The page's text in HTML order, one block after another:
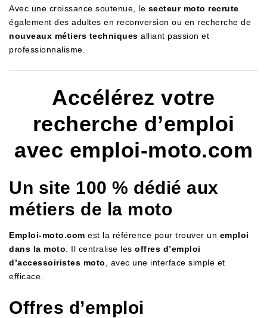
Avec une croissance soutenue, le secteur moto recrute
également des adultes en reconversion ou en recherche de
nouveaux métiers techniques alliant passion et
professionnalisme.
Accélérez votre
recherche d’emploi
avec emploi-moto.com
Un site 100 % dédié aux
métiers de la moto
Emploi-moto.com est la référence pour trouver un emploi
dans la moto . Il centralise les offres d’emploi
d’accessoiristes moto , avec une interface simple et
efficace.
Offres d’emploi